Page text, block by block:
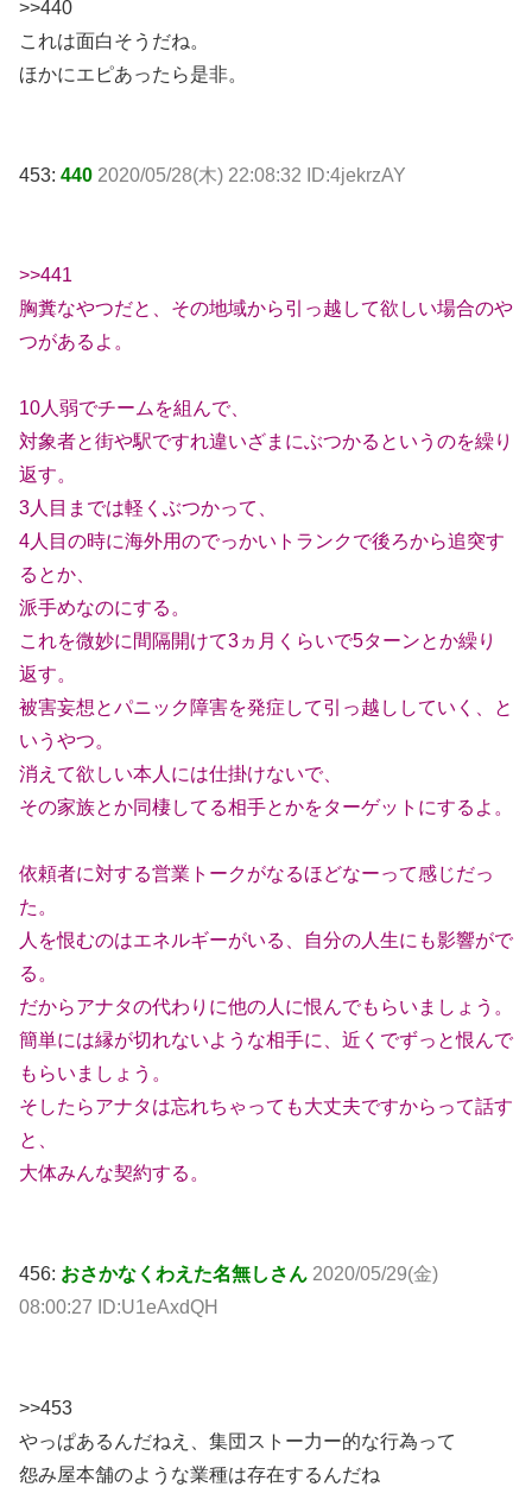
>>440
これは面白そうだね。
ほかにエピあったら是非。
453: 440 2020/05/28(木) 22:08:32 ID:4jekrzAY
>>441
胸糞なやつだと、その地域から引っ越して欲しい場合のや
つがあるよ。
10人弱でチームを組んで、
対象者と街や駅ですれ違いざまにぶつかるというのを繰り
返す。
3人目までは軽くぶつかって、
4人目の時に海外用のでっかいトランクで後ろから追突す
るとか、
派手めなのにする。
これを微妙に間隔開けて3ヵ月くらいで5ターンとか繰り
返す。
被害妄想とパニック障害を発症して引っ越ししていく、と
いうやつ。
消えて欲しい本人には仕掛けないで、
その家族とか同棲してる相手とかをターゲットにするよ。
依頼者に対する営業トークがなるほどなーって感じだっ
た。
人を恨むのはエネルギーがいる、自分の人生にも影響がで
る。
だからアナタの代わりに他の人に恨んでもらいましょう。
簡単には縁が切れないような相手に、近くでずっと恨んで
もらいましょう。
そしたらアナタは忘れちゃっても大丈夫ですからって話す
と、
大体みんな契約する。
456: おさかなくわえた名無しさん 2020/05/29(金)
08:00:27 ID:U1eAxdQH
>>453
やっぱあるんだねえ、集団ストー力ー的な行為って
怨み屋本舗のような業種は存在するんだね